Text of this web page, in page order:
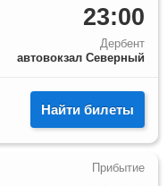
23:00
Дербент
автовокзал Северный
Найти билеты